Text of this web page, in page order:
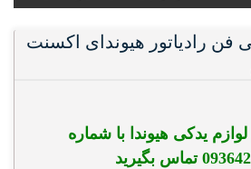
فن رادیاتور هیوندای اکسنت
یدکی هیوندا با شماره
تماس بگیرید